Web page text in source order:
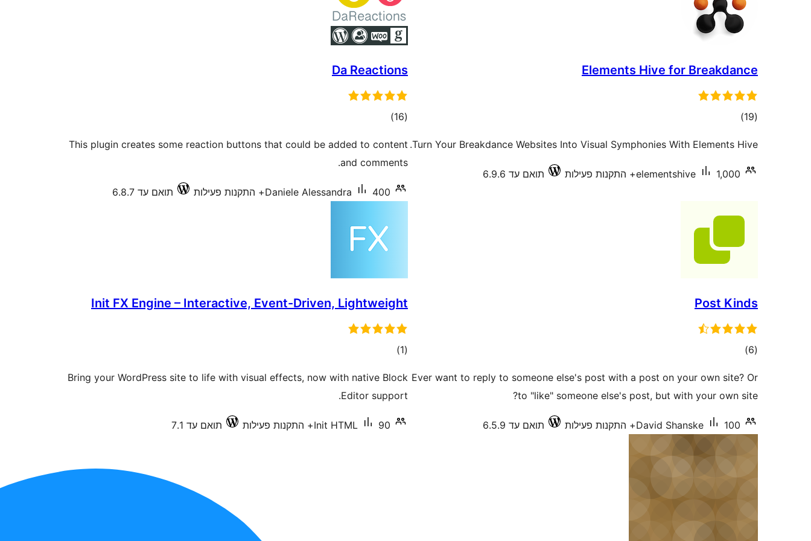
Elements Hive for Breakdance
(19 דרוגים)
Turn Your Breakdance Websites Into Visual Symphonies With Elements Hive.
elementshive 1,000+ התקנות פעילות תואם עד 6.9.6
Da Reactions
(16 דרוגים)
This plugin creates some reaction buttons that could be added to content
and comments.
Daniele Alessandra 400+ התקנות פעילות תואם עד 6.8.7
Post Kinds
(6 דרוגים)
Ever want to reply to someone else's post with a post on your own site? Or
to "like" someone else's post, but with your own site?
David Shanske 100+ התקנות פעילות תואם עד 6.5.9
Init FX Engine – Interactive, Event-Driven, Lightweight
(1 דרוגים)
Bring your WordPress site to life with visual effects, now with native Block
Editor support.
Init HTML 90+ התקנות פעילות תואם עד 7.1